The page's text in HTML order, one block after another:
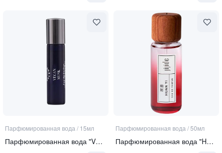
Парфюмированная вода / 15мл
Парфюмированная вода "VEGAN MUSK limited edition"
Парфюмированная вода /50мл
Парфюмированная вода "HUAN YI"